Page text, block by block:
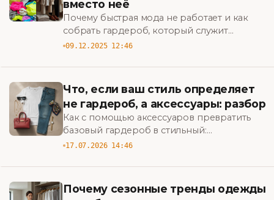
вместо неё
Почему быстрая мода не работает и как
собрать гардероб, который служит
дольше: практические советы по стилю,
BigBazar
09.12.2025 12:46
Что, если ваш стиль определяет
не гардероб, а аксессуары: разбор
Как с помощью аксессуаров превратить
базовый гардероб в стильный:
практические советы и неочевидные
17.07.2026 14:46
Почему сезонные тренды одежды